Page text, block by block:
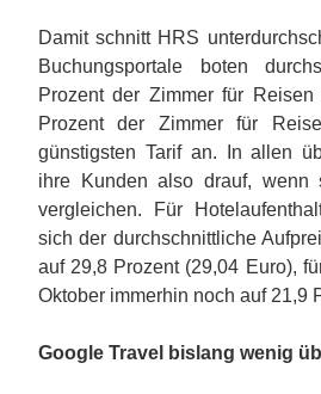
Damit schnitt HRS
Buchungsportale boten
Prozent der Zimmer für
Prozent der Zimmer für
günstigsten Tarif an. In allen
ihre Kunden also drauf,
vergleichen. Für
sich der durchschnittliche
auf 29,8 Prozent (29,04 Euro),
Oktober immerhin noch auf 21,9
Google Travel bislang wenig